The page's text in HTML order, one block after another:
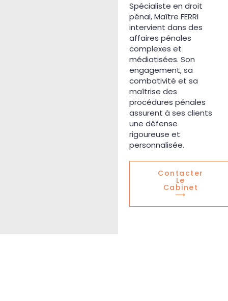
Spécialiste en droit
pénal, Maître FERRI
intervient dans des
affaires pénales
complexes et
médiatisées. Son
engagement, sa
combativité et sa
maîtrise des
procédures pénales
assurent à ses clients
une défense
rigoureuse et
personnalisée.
Contacter
Le
Cabinet
⟶